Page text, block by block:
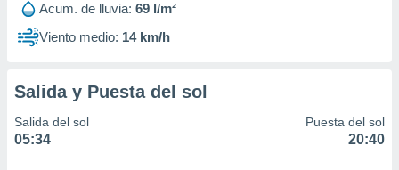
Acum. de lluvia: 69 l/m²
Viento medio: 14 km/h
Salida y Puesta del sol
Salida del sol
05:34
Puesta del sol
20:40